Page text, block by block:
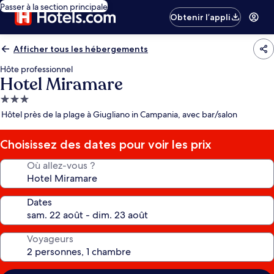
Passer à la section principale
Obtenir l’appli
Afficher tous les hébergements
Hôte professionnel
Hotel Miramare
Hébergement
3.0 étoiles
Hôtel près de la plage à Giugliano in Campania, avec bar/salon
Choisissez des dates pour voir les prix
Où allez-vous ?
Dates
Voyageurs